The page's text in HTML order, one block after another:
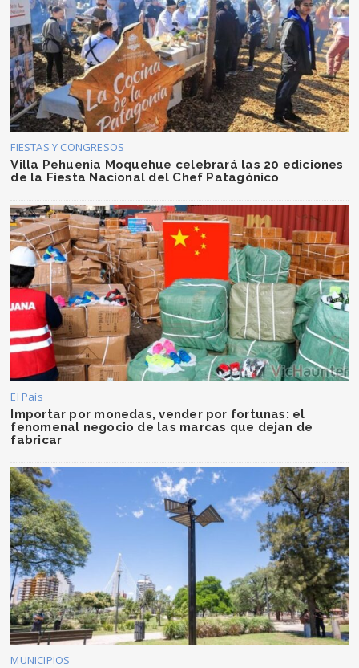
FIESTAS Y CONGRESOS
Villa Pehuenia Moquehue celebrará las 20 ediciones
de la Fiesta Nacional del Chef Patagónico
El País
Importar por monedas, vender por fortunas: el
fenomenal negocio de las marcas que dejan de
fabricar
MUNICIPIOS